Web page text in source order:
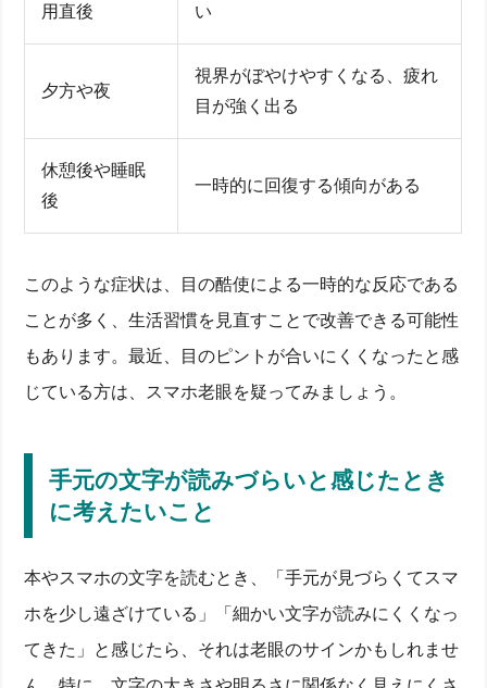
用直後
い
夕方や夜
視界がぼやけやすくなる、疲れ
目が強く出る
休憩後や睡眠
後
一時的に回復する傾向がある
このような症状は、目の酷使による一時的な反応である
ことが多く、生活習慣を見直すことで改善できる可能性
もあります。最近、目のピントが合いにくくなったと感
じている方は、スマホ老眼を疑ってみましょう。
手元の文字が読みづらいと感じたとき
に考えたいこと
本やスマホの文字を読むとき、「手元が見づらくてスマ
ホを少し遠ざけている」「細かい文字が読みにくくなっ
てきた」と感じたら、それは老眼のサインかもしれませ
若いのにピントが合いにくいと感じたら「スマホ老
眼」かも
年齢による見え方の変化は「老眼」の可能性も
スマホ老眼と老眼の違いをチェックリストで見分け
見えにくさの原因は？症状の違いと“気づき方”を解説
スマホを長時間使ったあとのピントのズレは要注意
と
スマホ老眼や老眼とまぎらわしい症状に注意